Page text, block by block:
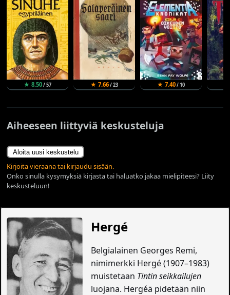
★ 8.50/ 57 ★ 7.66/ 23 ★ 7.40/ 10
Aiheeseen liittyviä keskusteluja
Aloita uusi keskustelu
Kirjoita vieraana tai kirjaudu sisään.
Onko sinulla kysymyksiä kirjasta tai haluatko jakaa mielipiteesi? Liity
keskusteluun!
Hergé
Belgialainen Georges Remi,
nimimerkki Hergé (1907–1983)
muistetaan Tintin seikkailujen
luojana. Hergéä pidetään niin